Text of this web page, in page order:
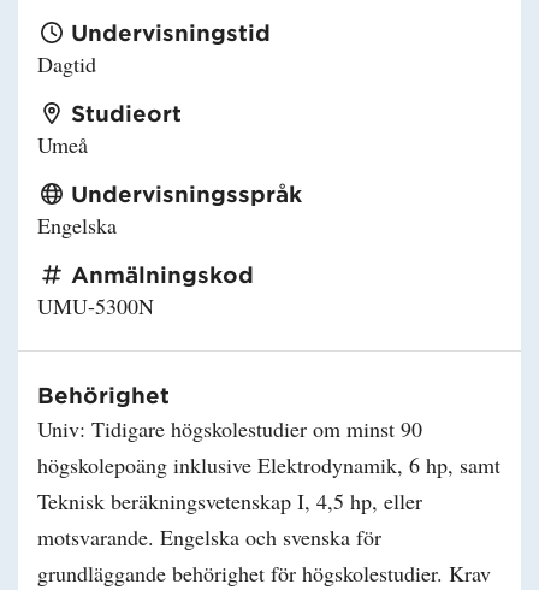
Undervisningstid
Dagtid
Studieort
Umeå
Undervisningsspråk
Engelska
Anmälningskod
UMU-5300N
Behörighet
Univ: Tidigare högskolestudier om minst 90
högskolepoäng inklusive Elektrodynamik, 6 hp, samt
Teknisk beräkningsvetenskap I, 4,5 hp, eller
motsvarande. Engelska och svenska för
grundläggande behörighet för högskolestudier. Krav